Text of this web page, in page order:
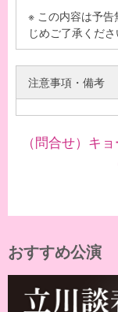
※ この内容は予
じめご了承くださ
注意事項・備考
（問合せ）キ
おすすめ公演